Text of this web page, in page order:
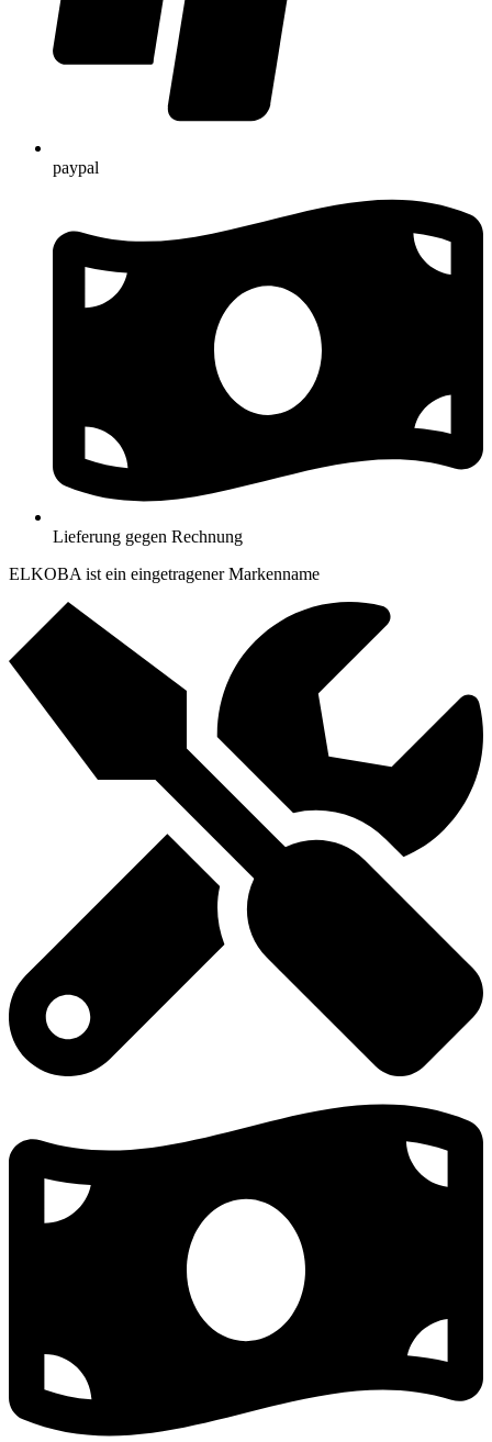
paypal
Lieferung gegen Rechnung
ELKOBA ist ein eingetragener Markenname